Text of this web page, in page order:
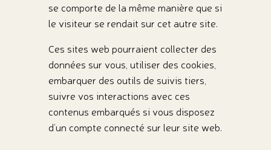
se comporte de la même manière que si
le visiteur se rendait sur cet autre site.
Ces sites web pourraient collecter des
données sur vous, utiliser des cookies,
embarquer des outils de suivis tiers,
suivre vos interactions avec ces
contenus embarqués si vous disposez
d’un compte connecté sur leur site web.